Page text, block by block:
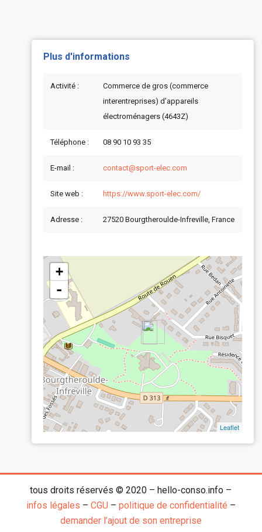
Plus d'informations
Activité :
Commerce de gros (commerce
interentreprises) d'appareils
électroménagers (4643Z)
Téléphone : 08 90 10 93 35
E-mail : contact@sport-elec.com
Site web : https://www.sport-elec.com/
Adresse : 27520 Bourgtheroulde-Infreville, France
+
-
Leaflet
tous droits réservés © 2020 – hello-conso.info –
infos légales – CGU – politique de confidentialité –
demander l’ajout de son entreprise